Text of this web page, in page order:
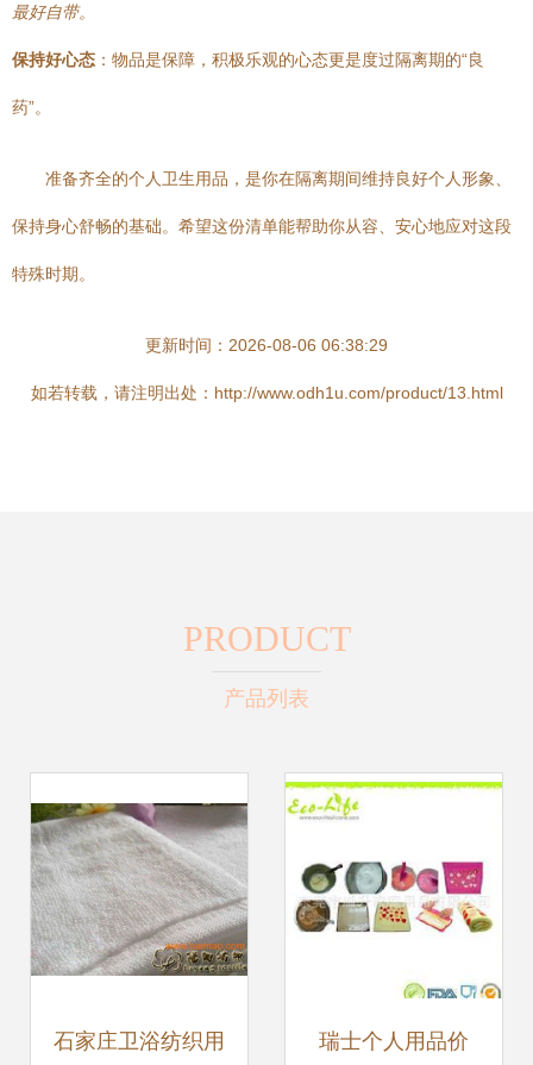
最好自带。
保持好心态 ：物品是保障，积极乐观的心态更是度过隔离期的“良
药”。
准备齐全的个人卫生用品，是你在隔离期间维持良好个人形象、
保持身心舒畅的基础。希望这份清单能帮助你从容、安心地应对这段
特殊时期。
更新时间：2026-08-06 06:38:29
如若转载，请注明出处：http://www.odh1u.com/product/13.html
PRODUCT
产品列表
石家庄卫浴纺织用 瑞士个人用品价